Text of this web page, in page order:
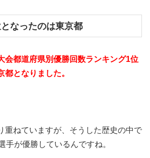
なったのは東京都
会都道府県別優勝回数ランキング1位
都となりました。
重ねていますが、そうした歴史の中で
手が優勝しているんですね。